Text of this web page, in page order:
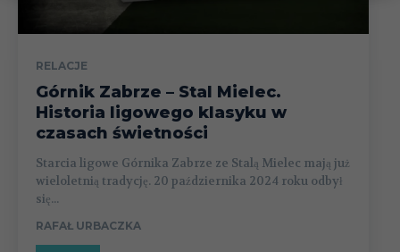
RELACJE
Górnik Zabrze – Stal Mielec.
Historia ligowego klasyku w
czasach świetności
Starcia ligowe Górnika Zabrze ze Stalą Mielec mają już
wieloletnią tradycję. 20 października 2024 roku odbył
się...
RAFAŁ URBACZKA